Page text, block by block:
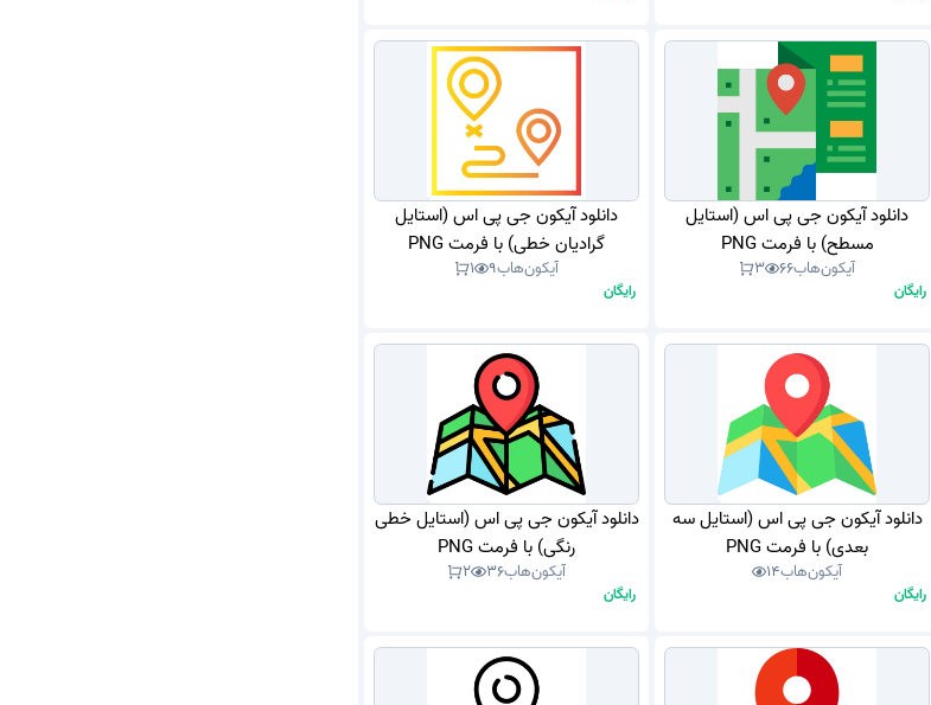
دانلود آیکون جی پی اس (استایل
مسطح) با فرمت PNG
آیکون‌هاب66
3
رایگان
دانلود آیکون جی پی اس (استایل
گرادیان خطی) با فرمت PNG
آیکون‌هاب9
1
رایگان
دانلود آیکون جی پی اس (استایل سه
بعدی) با فرمت PNG
آیکون‌هاب14
رایگان
دانلود آیکون جی پی اس (استایل خطی
رنگی) با فرمت PNG
آیکون‌هاب36
2
رایگان